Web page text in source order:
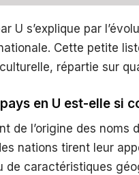
U s’explique par
Cette petite
répartie sur
en U est-elle si
de l’origine des noms
nations tirent leur
de caractéristiques